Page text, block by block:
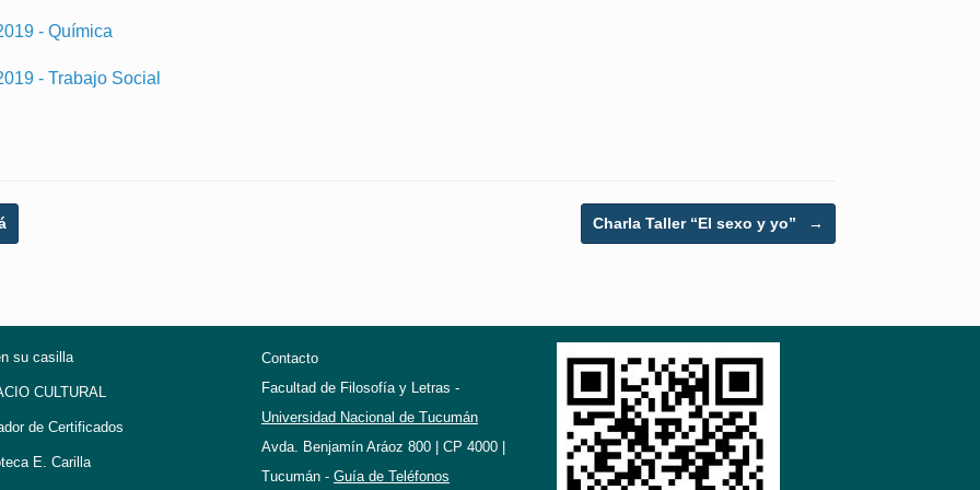
- Química
- Trabajo Social
Charla Taller “El sexo y yo” →
su casilla
CULTURAL
de Certificados
E. Carilla
Contacto
Facultad de Filosofía y Letras -
Universidad Nacional de Tucumán
Avda. Benjamín Aráoz 800 | CP 4000 |
Tucumán - Guía de Teléfonos